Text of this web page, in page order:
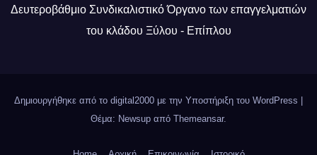
Δευτεροβάθμιο Συνδικαλιστικό Όργανο των επαγγελματιών
του κλάδου Ξύλου - Επίπλου
Δημιουργήθηκε από το digital2000 με την Υποστήριξη του WordPress
Θέμα: Newsup από Themeansar.